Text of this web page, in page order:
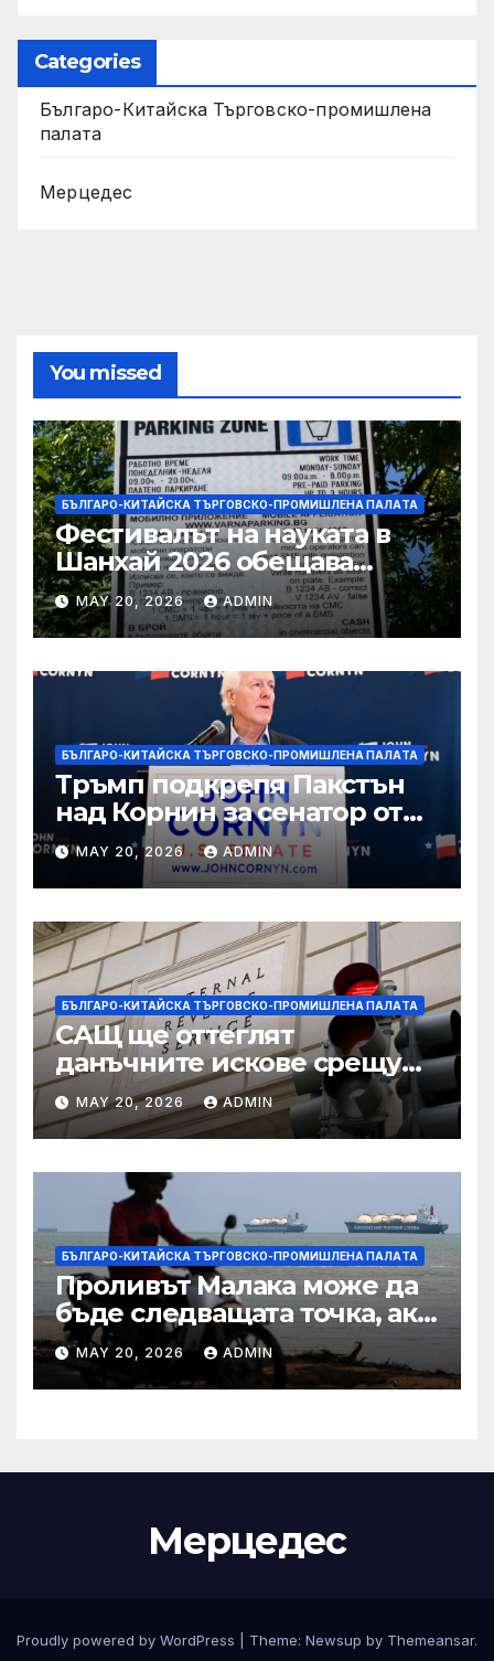
Categories
Българо-Китайска Търговско-промишлена
палaта
Мерцедес
You missed
БЪЛГАРО-КИТАЙСКА ТЪРГОВСКО-ПРОМИШЛЕНА ПАЛAТА
Фестивалът на науката в
Шанхай 2026 обещава
вълнуващи научно-
технологични иновации
MAY 20, 2026 ADMIN
БЪЛГАРО-КИТАЙСКА ТЪРГОВСКО-ПРОМИШЛЕНА ПАЛAТА
Тръмп подкрепя Пакстън
над Корнин за сенатор от
Тексас в шокираща
подкрепа
MAY 20, 2026 ADMIN
БЪЛГАРО-КИТАЙСКА ТЪРГОВСКО-ПРОМИШЛЕНА ПАЛAТА
САЩ ще оттеглят
данъчните искове срещу
Тръмп „завинаги“ в
сделката за съдебно дело с
IRS
MAY 20, 2026 ADMIN
БЪЛГАРО-КИТАЙСКА ТЪРГОВСКО-ПРОМИШЛЕНА ПАЛAТА
Проливът Малака може да
бъде следващата точка, ако
Азия не внимава
MAY 20, 2026 ADMIN
Мерцедес
Proudly powered by WordPress Theme: Newsup by Themeansar.